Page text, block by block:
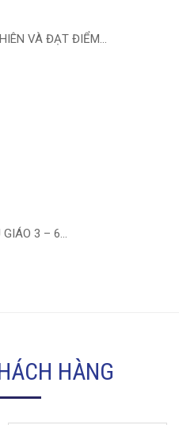
VÀ ĐẠT ĐIỂM...
3 – 6...
HÀNG